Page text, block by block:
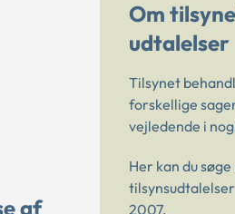
af
Om
udtalelser
Tilsynet
forskellige
vejledende i
Her kan du søge
2007.